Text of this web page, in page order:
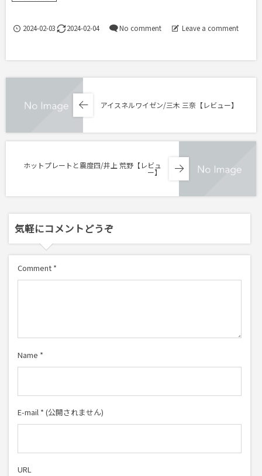
2024-02-03 2024-02-04 No comment Leave a comment
アイスネルワイゼン/三木 三奈【レビュー】
ホットプレートと震度四/井上 荒野【レビュ
ー】
気軽にコメントどうぞ
Comment *
Name *
E-mail * (公開されません)
URL